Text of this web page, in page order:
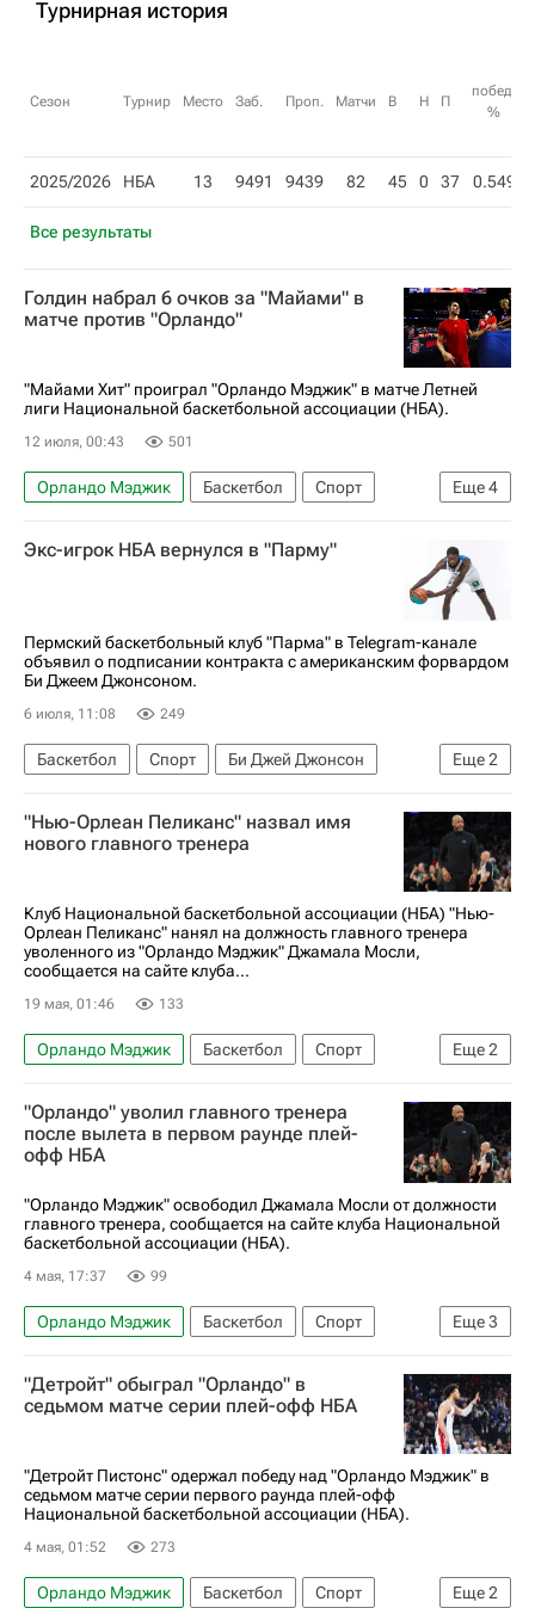
Турнирная история
Сезон Турнир Место Заб. Проп. Матчи В Н П
побед,
%
2025/2026 НБА 13 9491 9439 82 45 0 37 0.549
Все результаты
Голдин набрал 6 очков за "Майами" в
матче против "Орландо"
"Майами Хит" проиграл "Орландо Мэджик" в матче Летней
лиги Национальной баскетбольной ассоциации (НБА).
12 июля, 00:43 501
Еще4
Орландо Мэджик Баскетбол
Спорт
Лас-Вегас
Владислав Голдин
Майами Хит
НБА
Экс-игрок НБА вернулся в "Парму"
Пермский баскетбольный клуб "Парма" в Telegram-канале
объявил о подписании контракта с американским форвардом
Би Джеем Джонсоном.
6 июля, 11:08 249
Еще2
Баскетбол Спорт
Би Джей Джонсон
Атланта Хокс
Сакраменто Кингз
"Нью-Орлеан Пеликанс" назвал имя
нового главного тренера
Клуб Национальной баскетбольной ассоциации (НБА) "Нью-
Орлеан Пеликанс" нанял на должность главного тренера
уволенного из "Орландо Мэджик" Джамала Мосли,
сообщается на сайте клуба...
19 мая, 01:46 133
Еще2
Орландо Мэджик Баскетбол
Спорт
Нью-Орлеан Пеликанс
НБА
"Орландо" уволил главного тренера
после вылета в первом раунде плей-
офф НБА
"Орландо Мэджик" освободил Джамала Мосли от должности
главного тренера, сообщается на сайте клуба Национальной
баскетбольной ассоциации (НБА).
4 мая, 17:37 99
Еще3
Орландо Мэджик Баскетбол
Спорт
Восток
Детройт Пистонс
Кливленд Кавальерс
"Детройт" обыграл "Орландо" в
седьмом матче серии плей-офф НБА
"Детройт Пистонс" одержал победу над "Орландо Мэджик" в
седьмом матче серии первого раунда плей-офф
Национальной баскетбольной ассоциации (НБА).
4 мая, 01:52 273
Еще2
Орландо Мэджик Баскетбол
Спорт